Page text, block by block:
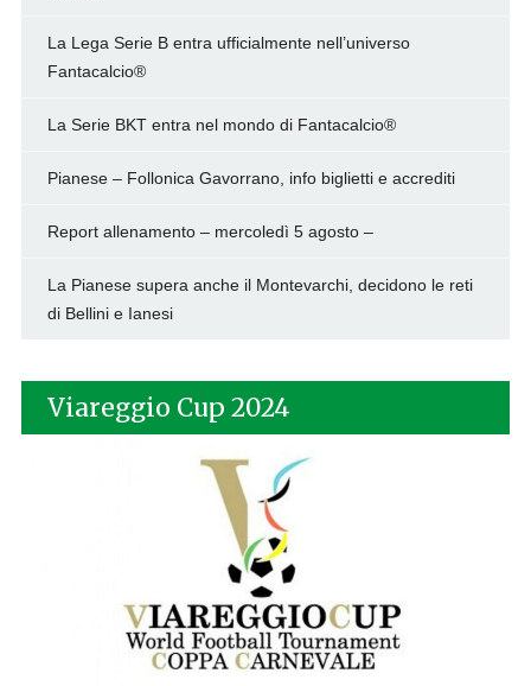
La Lega Serie B entra ufficialmente nell’universo
Fantacalcio®
La Serie BKT entra nel mondo di Fantacalcio®
Pianese – Follonica Gavorrano, info biglietti e accrediti
Report allenamento – mercoledì 5 agosto –
La Pianese supera anche il Montevarchi, decidono le reti
di Bellini e Ianesi
Viareggio Cup 2024